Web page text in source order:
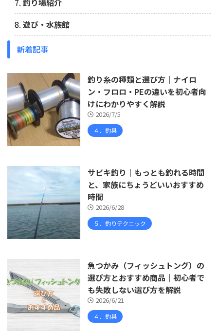
釣り場紹介
遊び・水族館
新着記事
釣り糸の種類と選び方｜ナイロ
ン・フロロ・PEの違いを初心者向
けにわかりやすく解説
2026/7/5
４．釣具
サビキ釣り｜もっとも釣れる時間
と、家族にちょうどいいおすすめ
時間
2026/6/28
５．釣りテクニック
魚つかみ（フィッシュトング）の
選び方とおすすめ商品｜初心者で
も失敗しない選び方を解説
2026/6/21
４．釣具